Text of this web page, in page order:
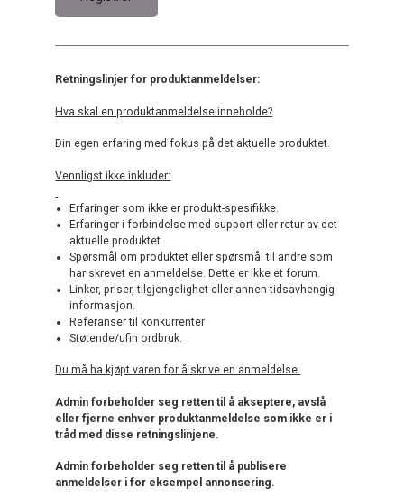
Retningslinjer for produktanmeldelser:
Hva skal en produktanmeldelse inneholde?
Din egen erfaring med fokus på det aktuelle produktet.
Vennligst ikke inkluder:
Erfaringer som ikke er produkt-spesifikke.
Erfaringer i forbindelse med support eller retur av det
aktuelle produktet.
Spørsmål om produktet eller spørsmål til andre som
har skrevet en anmeldelse. Dette er ikke et forum.
Linker, priser, tilgjengelighet eller annen tidsavhengig
informasjon.
Referanser til konkurrenter
Støtende/ufin ordbruk.
Du må ha kjøpt varen for å skrive en anmeldelse.
Admin forbeholder seg retten til å akseptere, avslå
eller fjerne enhver produktanmeldelse som ikke er i
tråd med disse retningslinjene.
Admin forbeholder seg retten til å publisere
anmeldelser i for eksempel annonsering.